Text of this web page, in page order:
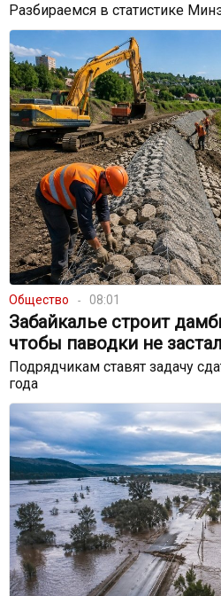
Разбираемся в статистике
Общество 08:01
Забайкалье строит
чтобы паводки не
Подрядчикам ставят задачу
года